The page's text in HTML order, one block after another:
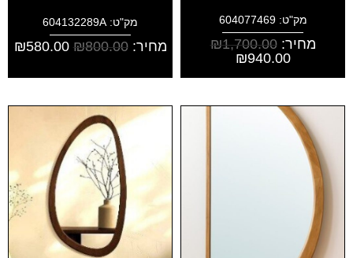
מק"ט: 604077469
מחיר: ₪1,700.00
₪940.00
מק"ט: 604132289A
מחיר: ₪800.00
₪580.00